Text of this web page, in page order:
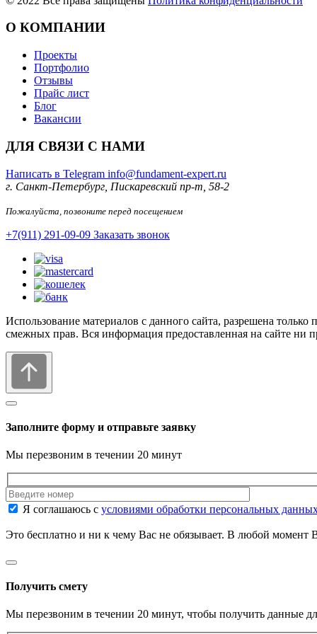
О КОМПАНИИ
Проекты
Портфолио
Отзывы
Прайс лист
Блог
Вакансии
ДЛЯ СВЯЗИ С НАМИ
Написать в Telegram info@fundament-expert.ru
г. Санкт-Петербург, Пискаревский пр-т, 58-2
Пожалуйста, позвоните перед посещением
+7(911) 291-09-09 Заказать звонок
Использование материалов с данного сайта, разрешена
смежных прав. Вся информация предоставленная на сайте ни
Заполните форму и отправьте заявку
Мы перезвоним в течении 20 минут
Я соглашаюсь с условиями обработки персональных
Это бесплатно и ни к чему Вас не обязывает. В любой момент
Получить смету
Мы перезвоним в течении 20 минут, чтобы получить данные